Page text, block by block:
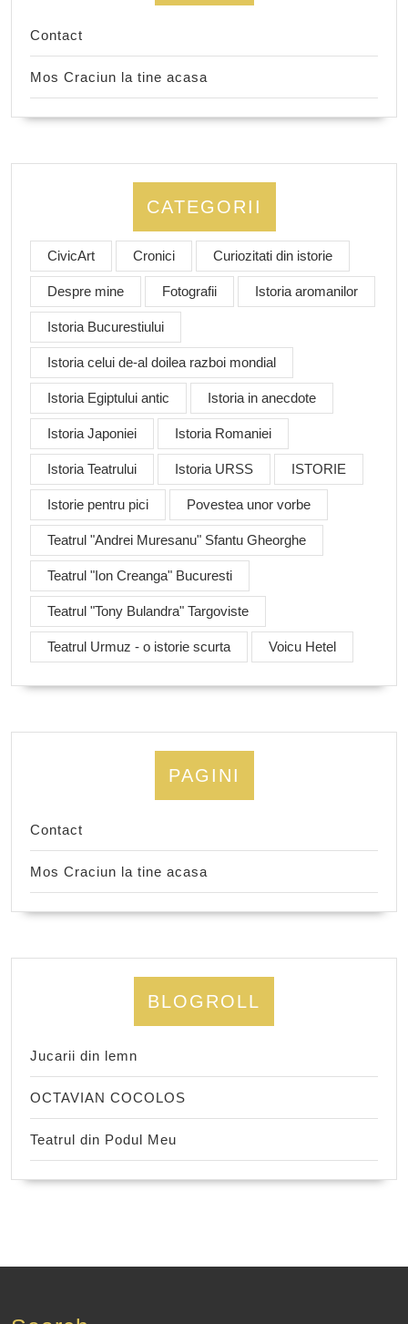
Contact
Mos Craciun la tine acasa
CATEGORII
CivicArt Cronici Curiozitati din istorie
Despre mine Fotografii Istoria aromanilor
Istoria Bucurestiului
Istoria celui de-al doilea razboi mondial
Istoria Egiptului antic Istoria in anecdote
Istoria Japoniei Istoria Romaniei
Istoria Teatrului Istoria URSS ISTORIE
Istorie pentru pici Povestea unor vorbe
Teatrul "Andrei Muresanu" Sfantu Gheorghe
Teatrul "Ion Creanga" Bucuresti
Teatrul "Tony Bulandra" Targoviste
Teatrul Urmuz - o istorie scurta Voicu Hetel
PAGINI
Contact
Mos Craciun la tine acasa
BLOGROLL
Jucarii din lemn
OCTAVIAN COCOLOS
Teatrul din Podul Meu